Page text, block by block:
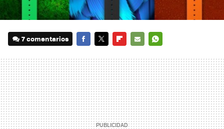
7 comentarios
MAIL